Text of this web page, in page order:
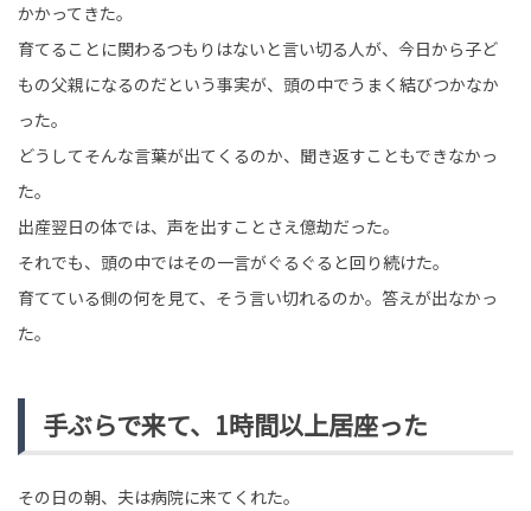
かかってきた。
育てることに関わるつもりはないと言い切る人が、今日から子ど
もの父親になるのだという事実が、頭の中でうまく結びつかなか
った。
どうしてそんな言葉が出てくるのか、聞き返すこともできなかっ
た。
出産翌日の体では、声を出すことさえ億劫だった。
それでも、頭の中ではその一言がぐるぐると回り続けた。
育てている側の何を見て、そう言い切れるのか。答えが出なかっ
た。
手ぶらで来て、1時間以上居座った
その日の朝、夫は病院に来てくれた。